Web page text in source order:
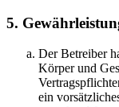
5.
Der Betreiber
Körper und
ein